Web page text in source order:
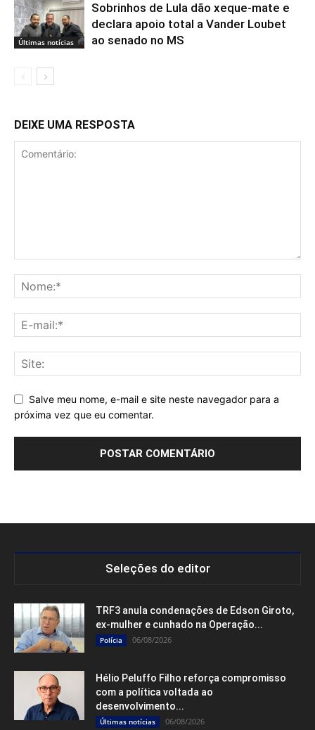
Últimas notícias
Sobrinhos de Lula dão xeque-mate e
declara apoio total a Vander Loubet
ao senado no MS
DEIXE UMA RESPOSTA
Salve meu nome, e-mail e site neste navegador para a
próxima vez que eu comentar.
Seleções do editor
TRF3 anula condenações de Edson Giroto,
ex-mulher e cunhado na Operação...
Polícia 06/08/2026
Hélio Peluffo Filho reforça compromisso
com a política voltada ao
desenvolvimento...
Últimas notícias 06/08/2026